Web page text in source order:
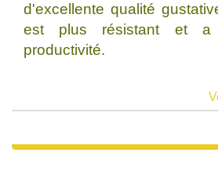
d'excellente qualité
est plus résistant et a
productivité.